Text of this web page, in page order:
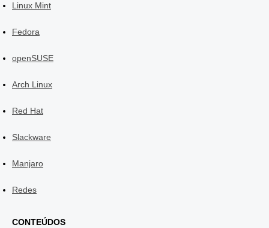
Linux Mint
Fedora
openSUSE
Arch Linux
Red Hat
Slackware
Manjaro
Redes
CONTEÚDOS